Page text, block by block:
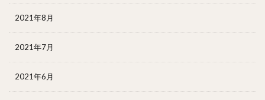
2021年8月
2021年7月
2021年6月